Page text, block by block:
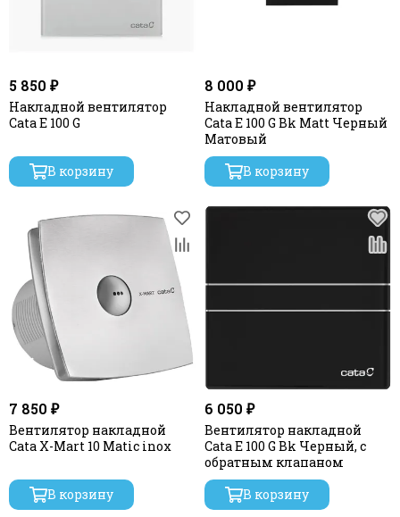
5 850 ₽
Накладной вентилятор
Cata E 100 G
В корзину
8 000 ₽
Накладной вентилятор
Cata E 100 G Bk Matt Черный
Матовый
В корзину
7 850 ₽
Вентилятор накладной
Cata X-Mart 10 Matic inox
В корзину
6 050 ₽
Вентилятор накладной
Cata E 100 G Bk Черный, с
обратным клапаном
В корзину